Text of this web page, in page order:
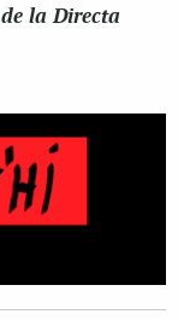
de la Directa